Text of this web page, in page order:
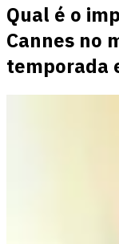
Qual é o
Cannes no
temporada